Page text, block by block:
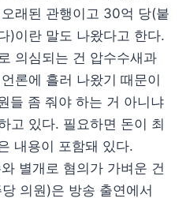
래된 관행이고 30억 당(붙
)이란 말도 나왔다고 한다.
의심되는 건 압수수새과
론에 흘러 나왔기 때문이
들 좀 줘야 하는 거 아니냐
고 있다. 필요하면 돈이 최
내용이 포함돼 있다.
별개로 혐의가 가벼운 건
의원)은 방송 출연에서